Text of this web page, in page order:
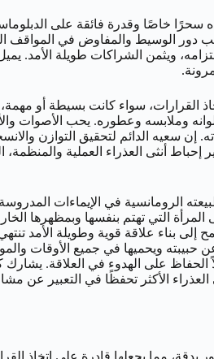
خاصًا وقدرة فائقة على
دور الوسيط والمفاوض في المواقف
ويثمن الشراكات طويلة الأمد.
سواء كانت بسيطة أو
وملابسه وعطوره. يحب الأصوات
سعيه الدائم لتحقيق التوازن
إحباط أنثى العذراء العملية
الرومانسية في الإيماءات
التي تهتم بنفسها وبمظهرها
إلى بناء علاقة قوية وطويلة
حبيبته ويحميها في جميع الأوقات
الحفاظ على الهدوء في العلاقة.
الأكثر تحفظًا في التعبير عن